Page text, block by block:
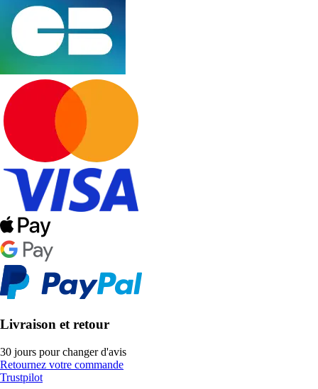
Livraison et retour
30 jours pour changer d'avis
Retournez votre commande
Trustpilot